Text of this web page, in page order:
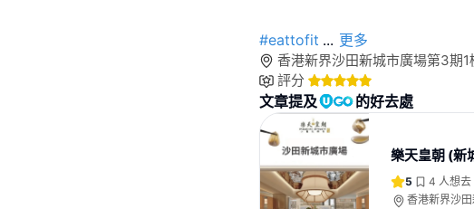
#eattofit ... 更多
香港新界沙田新城市廣場第3期1
評分
文章提及 的好去處
樂天皇朝 (新
5 4 人想去
香港新界沙